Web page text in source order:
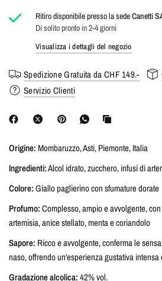
Ritiro disponibile presso la sedeCanetti
Di solito pronto in 2-4 giorni
Visualizza i dettagli del negozio
Spedizione Gratuita da CHF 149.-
Servizio Clienti
Origine: Mombaruzzo, Asti, Piemonte, Italia
Ingredienti:Alcol idrato, zucchero, infusi di
Colore:Giallo paglierino con sfumature dorate
Profumo:Complesso, ampio e avvolgente,
artemisia, anice stellato, menta e coriandolo
Sapore: Ricco e avvolgente, conferma le
naso, offrendo un'esperienza gustativa intensa
Gradazione alcolica:42% vol.